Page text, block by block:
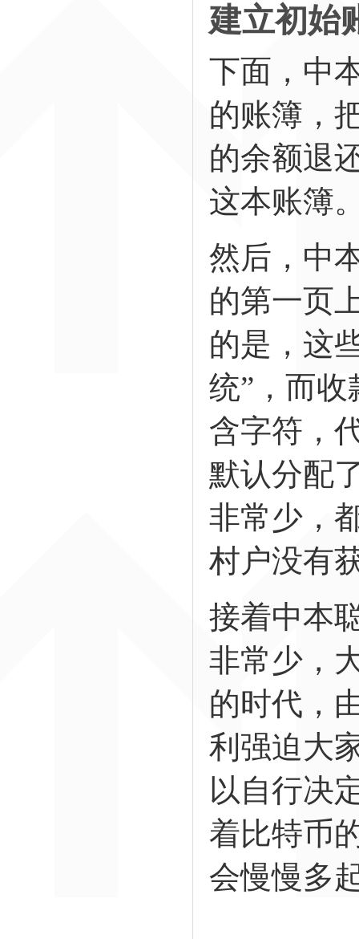
建立初始
下面，中
的账簿，
的余额退
这本账簿
然后，中
的第一页
的是，这
统”，而
含字符，
默认分配
非常少，
村户没有
接着中本
非常少，
的时代，
利强迫大
以自行决
着比特币
会慢慢多